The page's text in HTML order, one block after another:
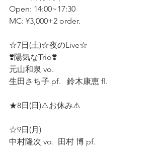
Open: 14:00~17:30
MC: ¥3,000+2 order.
☆7日(土)☆夜のLive☆
❣️陽気なTrio❣️
元山和泉 vo.
生田さち子 pf.   鈴木康恵 fl.
★8日(日)⚠️お休み⚠️
☆9日(月)
中村隆次 vo.  田村 博 pf.